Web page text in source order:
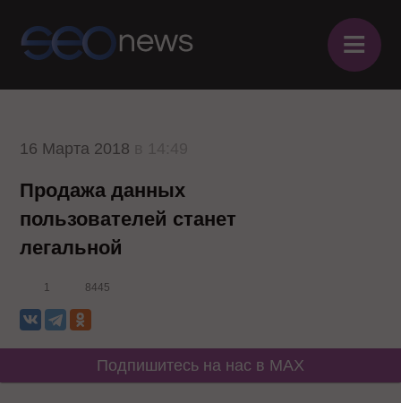
≡
16 Марта 2018
Продажа данных
пользователей станет
легальной
1 8445
Подпишитесь на нас в MAX